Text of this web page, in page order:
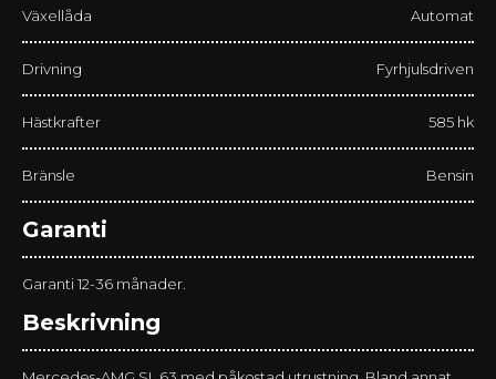
Växellåda Automat
Drivning Fyrhjulsdriven
Hästkrafter 585 hk
Bränsle Bensin
Garanti
Garanti 12-36 månader.
Beskrivning